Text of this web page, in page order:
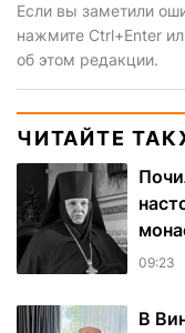
Если вы заметили
нажмите Ctrl+Enter
об этом редакции.
ЧИТАЙТЕ
09:23
В